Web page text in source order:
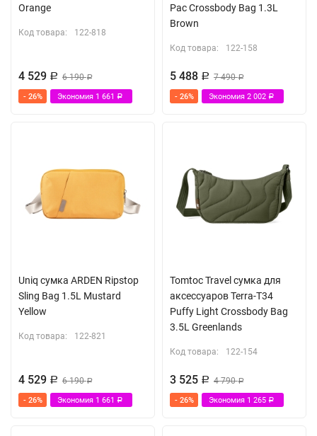
Orange
Код товара: 122-818
4 529 Р 6 190Р
- 26% Экономия 1 661 Р
Pac Crossbody Bag 1.3L
Brown
Код товара: 122-158
5 488 Р 7 490Р
- 26% Экономия 2 002 Р
Uniq сумка ARDEN Ripstop
Sling Bag 1.5L Mustard
Yellow
Код товара: 122-821
4 529 Р 6 190Р
- 26% Экономия 1 661 Р
Tomtoc Travel сумка для
аксессуаров Terra-T34
Puffy Light Crossbody Bag
3.5L Greenlands
Код товара: 122-154
3 525 Р 4 790Р
- 26% Экономия 1 265 Р